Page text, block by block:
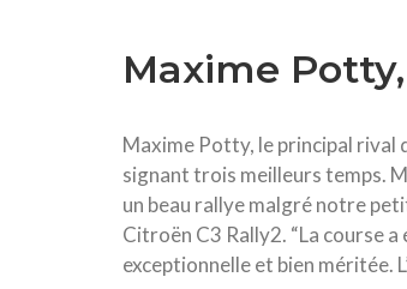
Maxime
Maxime Potty, le principal rival
signant trois meilleurs temps.
un beau rallye malgré notre
Citroën C3 Rally2. “La course
exceptionnelle et bien méritée.